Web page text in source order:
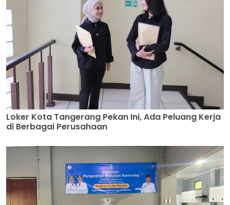
Loker Kota Tangerang Pekan Ini, Ada Peluang Kerja
di Berbagai Perusahaan